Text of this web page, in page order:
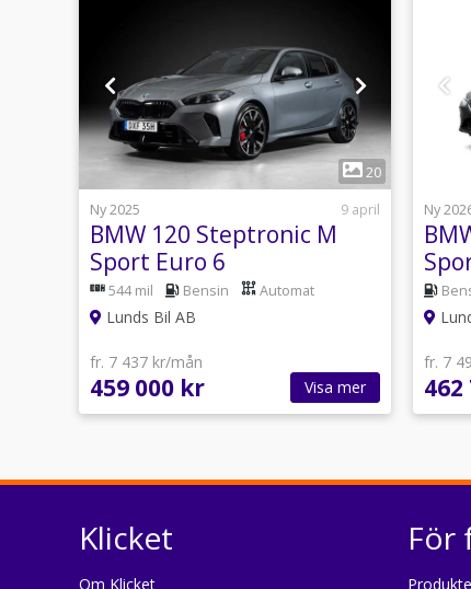
1
20
Ny 2025
9 april
BMW 120 Steptronic M
Sport Euro 6
544 mil Bensin Automat
Lunds Bil AB
fr. 7 437 kr/mån
459 000 kr Visa mer
Ny
fr. 7
Klicket
Om Klicket
För